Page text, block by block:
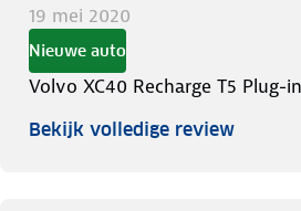
19 mei 2020
Nieuwe auto
Volvo XC40 Recharge T5 Plug-
Bekijk volledige review